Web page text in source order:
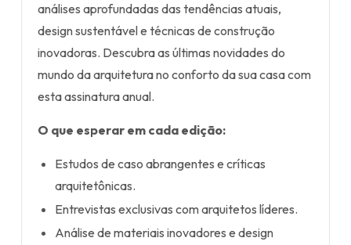
análises aprofundadas das tendências atuais,
design sustentável e técnicas de construção
inovadoras. Descubra as últimas novidades do
mundo da arquitetura no conforto da sua casa com
esta assinatura anual.
O que esperar em cada edição:
Estudos de caso abrangentes e críticas
arquitetônicas.
Entrevistas exclusivas com arquitetos líderes.
Análise de materiais inovadores e design